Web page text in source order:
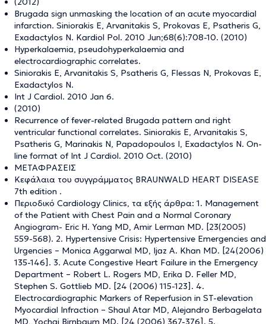
Brugada sign unmasking the location of an acute myocardial
infarction. Siniorakis E, Arvanitakis S, Prokovas E, Psatheris G,
Exadactylos N. Kardiol Pol. 2010 Jun;68(6):708-10. (2010)
Hyperkalaemia, pseudohyperkalaemia and
electrocardiographic correlates.
Siniorakis E, Arvanitakis S, Psatheris G, Flessas N, Prokovas E,
Exadactylos N.
Int J Cardiol. 2010 Jan 6.
(2010)
Recurrence of fever-related Brugada pattern and right
ventricular functional correlates. Siniorakis E, Arvanitakis S,
Psatheris G, Marinakis N, Papadopoulos I, Exadactylos N. On-
line format of Int J Cardiol. 2010 Oct. (2010)
ΜΕΤΑΦΡΑΣΕΙΣ
Κεφάλαια του συγγράμματος BRAUNWALD HEART DISEASE
7th edition .
Περιοδικό Cardiology Clinics, τα εξής άρθρα: 1. Management
of the Patient with Chest Pain and a Normal Coronary
Angiogram- Eric H. Yang MD, Amir Lerman MD. [23(2005)
559-568). 2. Hypertensive Crisis: Hypertensive Emergencies and
Urgencies – Monica Aggarwal MD, Ijaz A. Khan MD. [24(2006)
135-146]. 3. Acute Congestive Heart Failure in the Emergency
Department – Robert L. Rogers MD, Erika D. Feller MD,
Stephen S. Gottlieb MD. [24 (2006) 115-123]. 4.
Electrocardiographic Markers of Reperfusion in ST-elevation
Myocardial Infraction – Shaul Atar MD, Alejandro Berbagelata
MD, Yochai Birnbaum MD. [24 (2006) 367-376]. 5.